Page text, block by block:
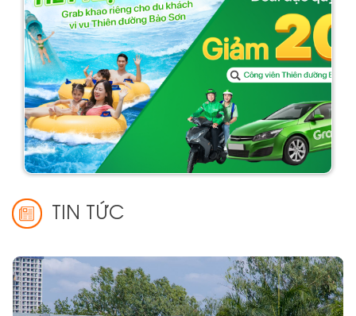
TIN TỨC